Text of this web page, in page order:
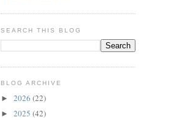
SEARCH THIS BLOG
BLOG ARCHIVE
► 2026 (22)
► 2025 (42)